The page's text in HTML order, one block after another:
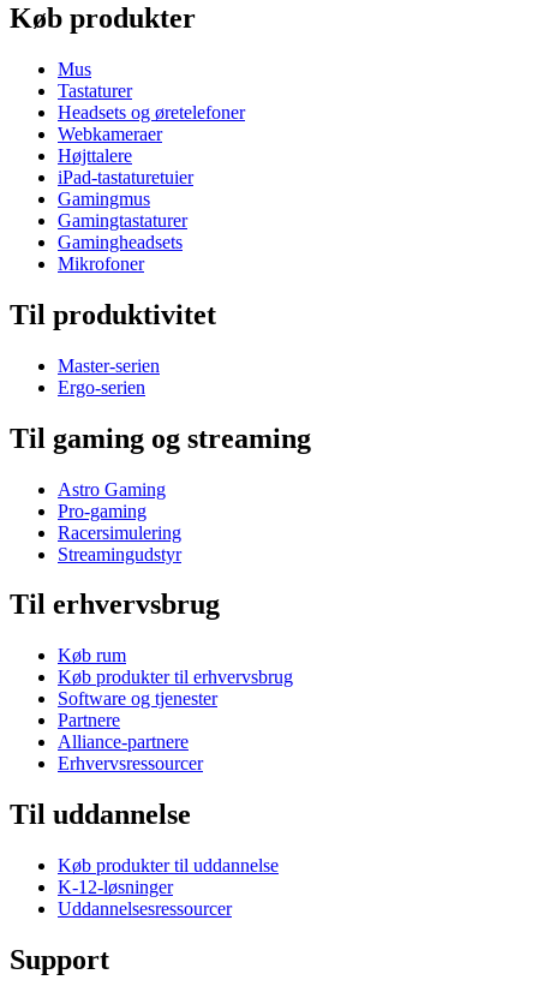
Køb produkter
Mus
Tastaturer
Headsets og øretelefoner
Webkameraer
Højttalere
iPad-tastaturetuier
Gamingmus
Gamingtastaturer
Gamingheadsets
Mikrofoner
Til produktivitet
Master-serien
Ergo-serien
Til gaming og streaming
Astro Gaming
Pro-gaming
Racersimulering
Streamingudstyr
Til erhvervsbrug
Køb rum
Køb produkter til erhvervsbrug
Software og tjenester
Partnere
Alliance-partnere
Erhvervsressourcer
Til uddannelse
Køb produkter til uddannelse
K-12-løsninger
Uddannelsesressourcer
Support